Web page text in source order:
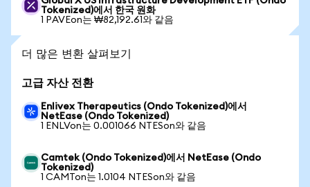
Tokenized)에서 한국 원화
1 PAVEon는 ₩82,192.61와 같음
더 많은 변환 살펴보기
고급 자산 전환
Enlivex Therapeutics (Ondo Tokenized)에서
NetEase (Ondo Tokenized)
1 ENLVon는 0.001066 NTESon와 같음
Camtek (Ondo Tokenized)에서 NetEase (Ondo
Tokenized)
1 CAMTon는 1.0104 NTESon와 같음